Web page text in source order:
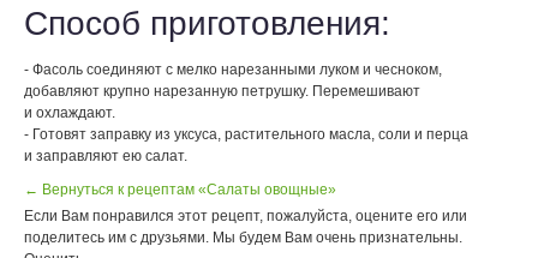
Способ приготовления:
- Фасоль соединяют с мелко нарезанными луком и чесноком,
добавляют крупно нарезанную петрушку. Перемешивают
и охлаждают.
- Готовят заправку из уксуса, растительного масла, соли и перца
и заправляют ею салат.
← Вернуться к рецептам «Салаты овощные»
Если Вам понравился этот рецепт, пожалуйста, оцените его или
поделитесь им с друзьями. Мы будем Вам очень признательны.